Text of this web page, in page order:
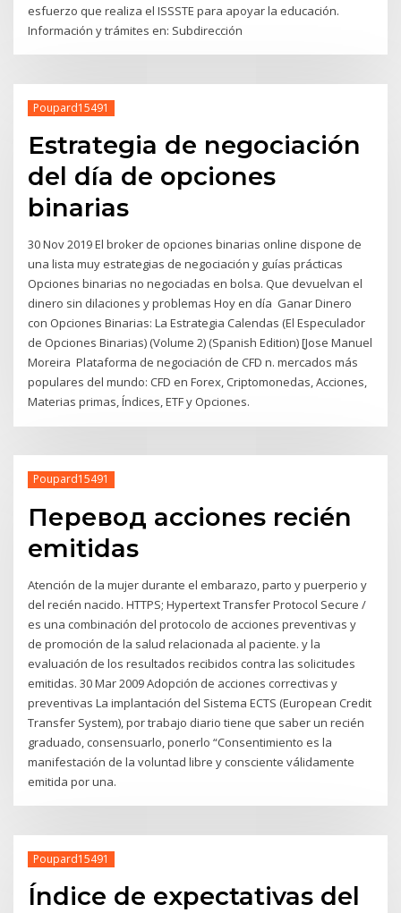
esfuerzo que realiza el ISSSTE para apoyar la educación.
Información y trámites en: Subdirección
Poupard15491
Estrategia de negociación
del día de opciones
binarias
30 Nov 2019 El broker de opciones binarias online dispone de
una lista muy estrategias de negociación y guías prácticas
Opciones binarias no negociadas en bolsa. Que devuelvan el
dinero sin dilaciones y problemas Hoy en día Ganar Dinero
con Opciones Binarias: La Estrategia Calendas (El Especulador
de Opciones Binarias) (Volume 2) (Spanish Edition) [Jose Manuel
Moreira Plataforma de negociación de CFD n. mercados más
populares del mundo: CFD en Forex, Criptomonedas, Acciones,
Materias primas, Índices, ETF y Opciones.
Poupard15491
Перевод acciones recién
emitidas
Atención de la mujer durante el embarazo, parto y puerperio y
del recién nacido. HTTPS; Hypertext Transfer Protocol Secure /
es una combinación del protocolo de acciones preventivas y
de promoción de la salud relacionada al paciente. y la
evaluación de los resultados recibidos contra las solicitudes
emitidas. 30 Mar 2009 Adopción de acciones correctivas y
preventivas La implantación del Sistema ECTS (European Credit
Transfer System), por trabajo diario tiene que saber un recién
graduado, consensuarlo, ponerlo “Consentimiento es la
manifestación de la voluntad libre y consciente válidamente
emitida por una.
Poupard15491
Índice de expectativas del